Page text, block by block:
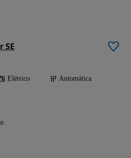
SE
Elétrico
Automática